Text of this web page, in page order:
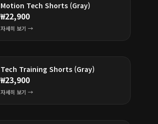
Motion Tech Shorts (Gray)
₩22,900
자세히 보기 →
Tech Training Shorts (Gray)
₩23,900
자세히 보기 →